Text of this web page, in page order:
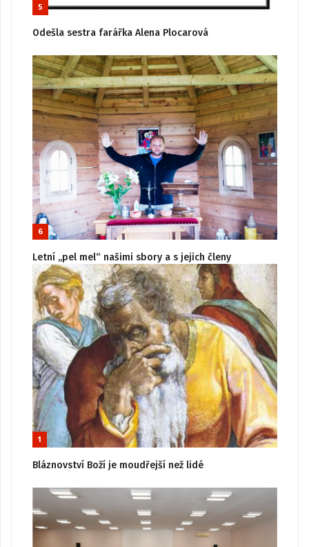
5
Odešla sestra farářka Alena Plocarová
6
Letní „pel mel“ našimi sbory a s jejich členy
1
Bláznovství Boží je moudřejší než lidé